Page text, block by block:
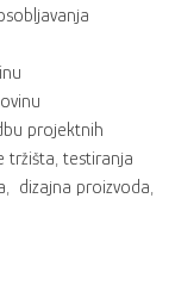
projektnih
tržišta, testiranja
dizajna proizvoda,